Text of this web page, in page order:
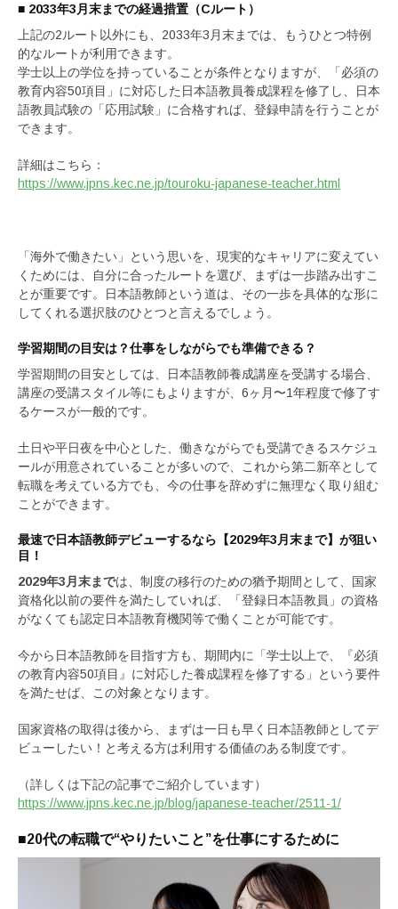
■ 2033年3月末までの経過措置（Cルート）
上記の2ルート以外にも、2033年3月末までは、もうひとつ特例
的なルートが利用できます。
学士以上の学位を持っていることが条件となりますが、「必須の
教育内容50項目」に対応した日本語教員養成課程を修了し、日本
語教員試験の「応用試験」に合格すれば、登録申請を行うことが
できます。
詳細はこちら：
https://www.jpns.kec.ne.jp/touroku-japanese-teacher.html
「海外で働きたい」という思いを、現実的なキャリアに変えてい
くためには、自分に合ったルートを選び、まずは一歩踏み出すこ
とが重要です。日本語教師という道は、その一歩を具体的な形に
してくれる選択肢のひとつと言えるでしょう。
学習期間の目安は？仕事をしながらでも準備できる？
学習期間の目安としては、日本語教師養成講座を受講する場合、
講座の受講スタイル等にもよりますが、6ヶ月〜1年程度で修了す
るケースが一般的です。
土日や平日夜を中心とした、働きながらでも受講できるスケジュ
ールが用意されていることが多いので、これから第二新卒として
転職を考えている方でも、今の仕事を辞めずに無理なく取り組む
ことができます。
最速で日本語教師デビューするなら【2029年3月末まで】が狙い
目！
2029年3月末までは、制度の移行のための猶予期間として、国家
資格化以前の要件を満たしていれば、「登録日本語教員」の資格
がなくても認定日本語教育機関等で働くことが可能です。
今から日本語教師を目指す方も、期間内に「学士以上で、『必須
の教育内容50項目』に対応した養成課程を修了する」という要件
を満たせば、この対象となります。
国家資格の取得は後から、まずは一日も早く日本語教師としてデ
ビューしたい！と考える方は利用する価値のある制度です。
（詳しくは下記の記事でご紹介しています）
https://www.jpns.kec.ne.jp/blog/japanese-teacher/2511-1/
■20代の転職で“やりたいこと”を仕事にするために